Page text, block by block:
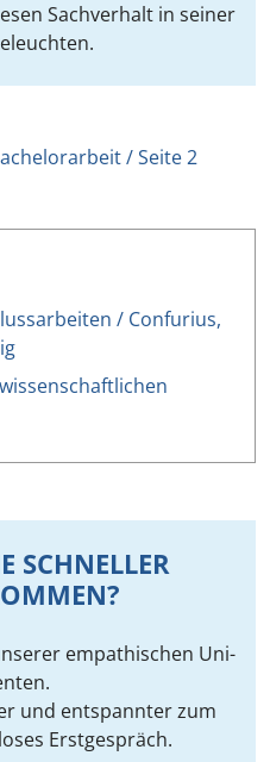
Sachverhalt in seiner
/ Seite 2
/ Confurius,
SCHNELLER
empathischen Uni-
und entspannter zum
Erstgespräch.